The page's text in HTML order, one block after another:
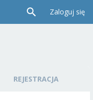
Zaloguj się
REJESTRACJA